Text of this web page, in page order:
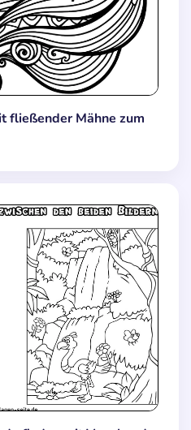
fließender Mähne zum